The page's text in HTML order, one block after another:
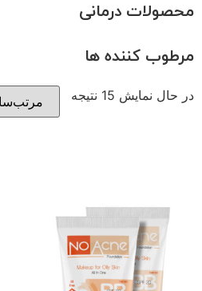
محصولات درمانی
مرطوب کننده ها
در حال نمایش 15 نتیجه